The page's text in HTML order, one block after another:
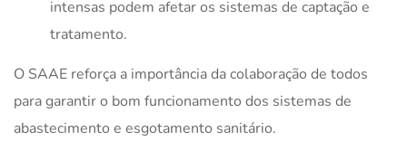
intensas podem afetar os sistemas de captação e
tratamento.
O SAAE reforça a importância da colaboração de todos
para garantir o bom funcionamento dos sistemas de
abastecimento e esgotamento sanitário.